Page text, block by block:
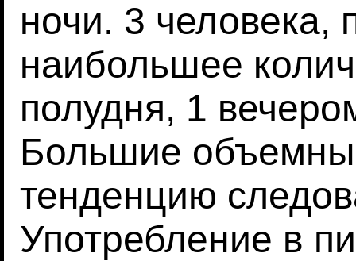
ночи. 3 человека,
наибольшее
полудня, 1
Большие
тенденцию
Употребление в